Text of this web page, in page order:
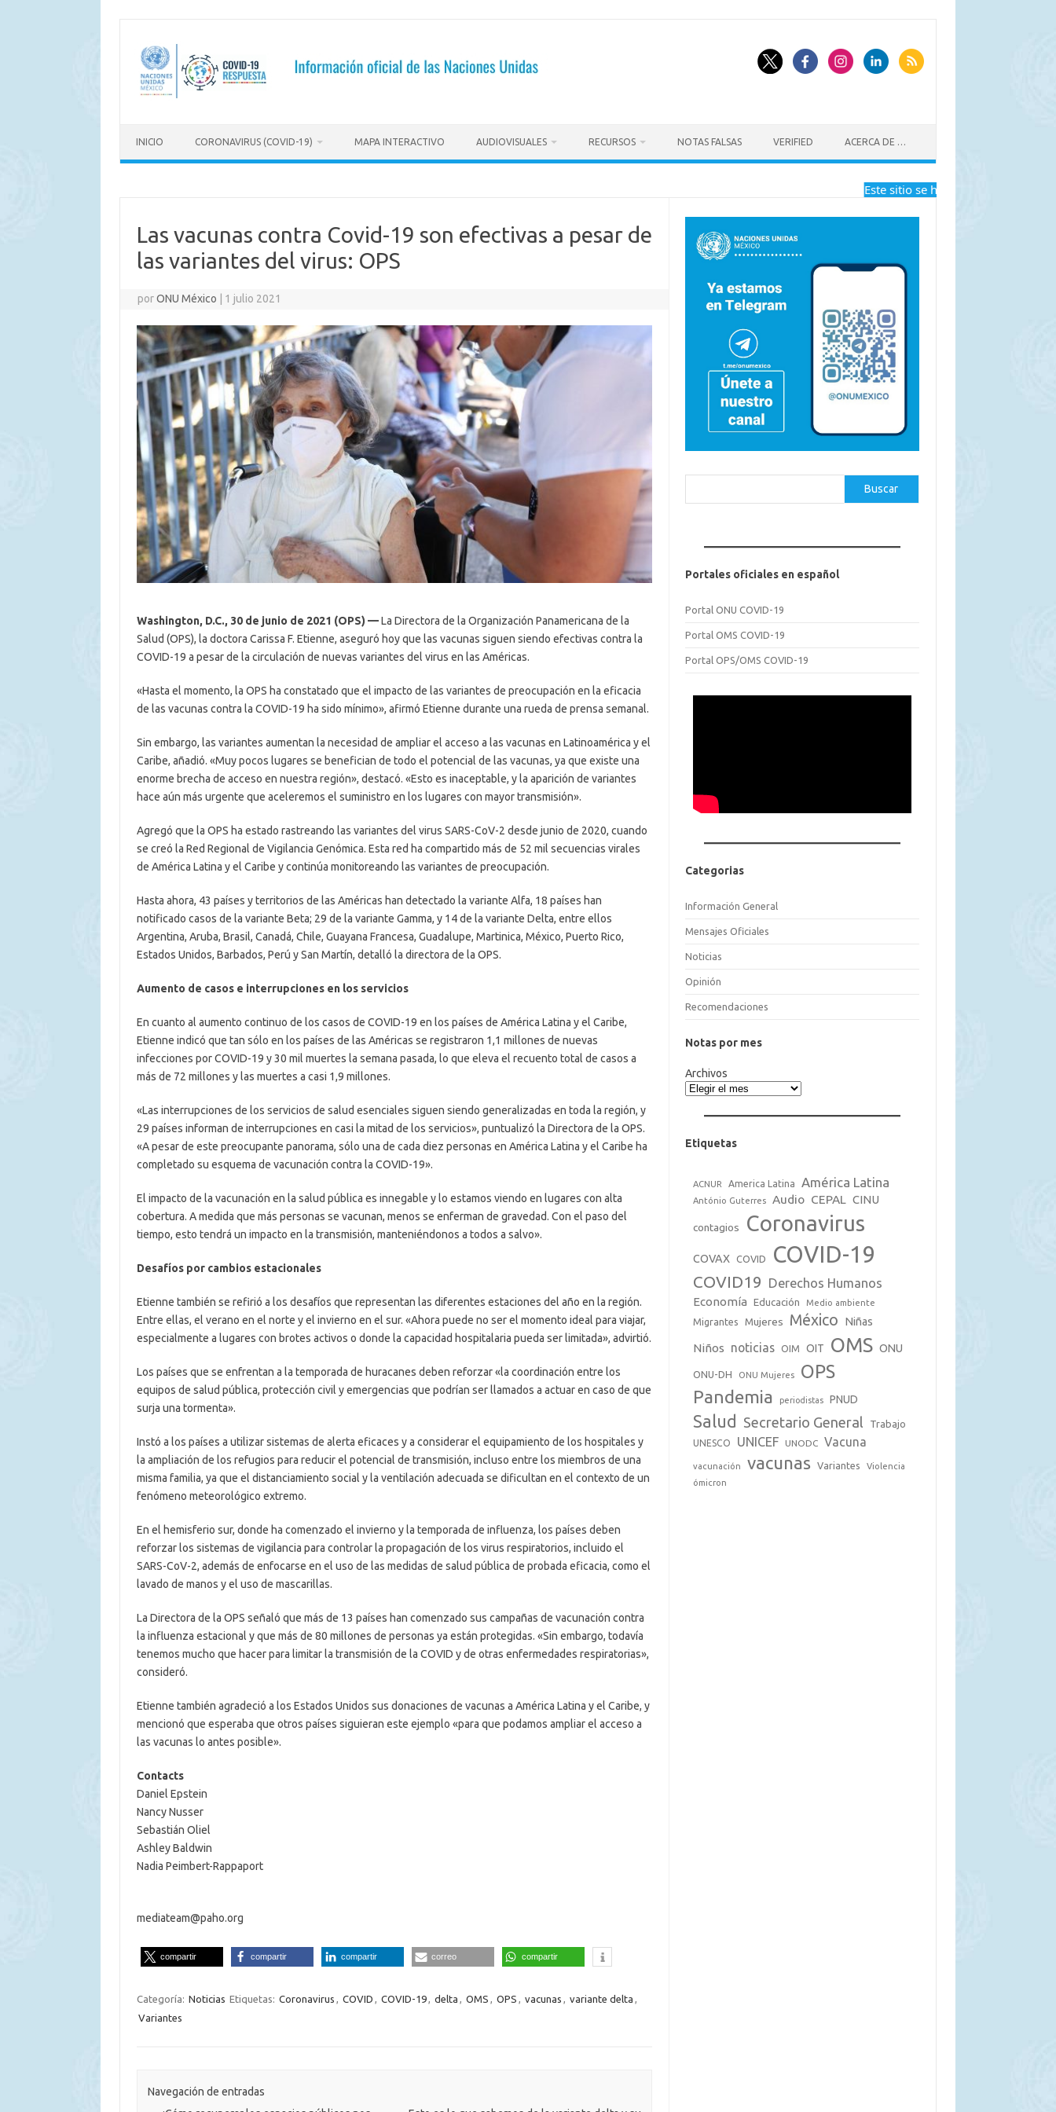
contenido
INICIO CORONAVIRUS (COVID-19) MAPA INTERACTIVO AUDIOVISUALES RECURSOS NOTAS FALSAS VERIFIED ACERCA DE …
Este sitio se ha dejado de actualizar
Las vacunas contra Covid-19 son efectivas a pesar de
las variantes del virus: OPS
porONU México 1 julio 2021
Washington, D.C., 30 de junio de 2021 (OPS) —La Directora de la Organización Panamericana de la
Salud (OPS), la doctora Carissa F. Etienne, aseguró hoy que las vacunas siguen siendo efectivas contra la
COVID-19 a pesar de la circulación de nuevas variantes del virus en las Américas.
«Hasta el momento, la OPS ha constatado que el impacto de las variantes de preocupación en la eficacia
de las vacunas contra la COVID-19 ha sido mínimo», afirmó Etienne durante una rueda de prensa semanal.
Sin embargo, las variantes aumentan la necesidad de ampliar el acceso a las vacunas en Latinoamérica y el
Caribe, añadió. «Muy pocos lugares se benefician de todo el potencial de las vacunas, ya que existe una
enorme brecha de acceso en nuestra región», destacó. «Esto es inaceptable, y la aparición de variantes
hace aún más urgente que aceleremos el suministro en los lugares con mayor transmisión».
Agregó que la OPS ha estado rastreando las variantes del virus SARS-CoV-2 desde junio de 2020, cuando
se creó la Red Regional de Vigilancia Genómica. Esta red ha compartido más de 52 mil secuencias virales
de América Latina y el Caribe y continúa monitoreando las variantes de preocupación.
Hasta ahora, 43 países y territorios de las Américas han detectado la variante Alfa, 18 países han
notificado casos de la variante Beta; 29 de la variante Gamma, y 14 de la variante Delta, entre ellos
Argentina, Aruba, Brasil, Canadá, Chile, Guayana Francesa, Guadalupe, Martinica, México, Puerto Rico,
Estados Unidos, Barbados, Perú y San Martín, detalló la directora de la OPS.
Aumento de casos e interrupciones en los servicios
En cuanto al aumento continuo de los casos de COVID-19 en los países de América Latina y el Caribe,
Etienne indicó que tan sólo en los países de las Américas se registraron 1,1 millones de nuevas
infecciones por COVID-19 y 30 mil muertes la semana pasada, lo que eleva el recuento total de casos a
más de 72 millones y las muertes a casi 1,9 millones.
«Las interrupciones de los servicios de salud esenciales siguen siendo generalizadas en toda la región, y
29 países informan de interrupciones en casi la mitad de los servicios», puntualizó la Directora de la OPS.
«A pesar de este preocupante panorama, sólo una de cada diez personas en América Latina y el Caribe ha
completado su esquema de vacunación contra la COVID-19».
El impacto de la vacunación en la salud pública es innegable y lo estamos viendo en lugares con alta
cobertura. A medida que más personas se vacunan, menos se enferman de gravedad. Con el paso del
tiempo, esto tendrá un impacto en la transmisión, manteniéndonos a todos a salvo».
Desafíos por cambios estacionales
Etienne también se refirió a los desafíos que representan las diferentes estaciones del año en la región.
Entre ellas, el verano en el norte y el invierno en el sur. «Ahora puede no ser el momento ideal para viajar,
especialmente a lugares con brotes activos o donde la capacidad hospitalaria pueda ser limitada», advirtió.
Los países que se enfrentan a la temporada de huracanes deben reforzar «la coordinación entre los
equipos de salud pública, protección civil y emergencias que podrían ser llamados a actuar en caso de que
surja una tormenta».
Instó a los países a utilizar sistemas de alerta eficaces y a considerar el equipamiento de los hospitales y
la ampliación de los refugios para reducir el potencial de transmisión, incluso entre los miembros de una
misma familia, ya que el distanciamiento social y la ventilación adecuada se dificultan en el contexto de un
fenómeno meteorológico extremo.
En el hemisferio sur, donde ha comenzado el invierno y la temporada de influenza, los países deben
reforzar los sistemas de vigilancia para controlar la propagación de los virus respiratorios, incluido el
SARS-CoV-2, además de enfocarse en el uso de las medidas de salud pública de probada eficacia, como el
lavado de manos y el uso de mascarillas.
La Directora de la OPS señaló que más de 13 países han comenzado sus campañas de vacunación contra
la influenza estacional y que más de 80 millones de personas ya están protegidas. «Sin embargo, todavía
tenemos mucho que hacer para limitar la transmisión de la COVID y de otras enfermedades respiratorias»,
consideró.
Etienne también agradeció a los Estados Unidos sus donaciones de vacunas a América Latina y el Caribe, y
mencionó que esperaba que otros países siguieran este ejemplo «para que podamos ampliar el acceso a
las vacunas lo antes posible».
Contacts
Daniel Epstein
Nancy Nusser
Sebastián Oliel
Ashley Baldwin
Nadia Peimbert-Rappaport
mediateam@paho.org
compartir compartir compartir correo compartir
Categoría: Noticias Etiquetas: Coronavirus , COVID , COVID-19, delta , OMS , OPS , vacunas , variante delta ,
Variantes
Navegación de entradas
Buscar
Portales oficiales en español
Portal ONU COVID-19
Portal OMS COVID-19
Portal OPS/OMS COVID-19
Categorias
Información General
Mensajes Oficiales
Noticias
Opinión
Recomendaciones
Notas por mes
Archivos
Etiquetas
ACNUR America Latina América Latina
António Guterres Audio CEPAL CINU
contagios Coronavirus
COVAX COVID COVID-19
COVID19 Derechos Humanos
Economía Educación Medio ambiente
Migrantes Mujeres México Niñas
Niños noticias OIM OIT OMS ONU
ONU-DH ONU Mujeres OPS
Pandemia periodistas PNUD
Salud Secretario General Trabajo
UNESCO UNICEF UNODC Vacuna
vacunación vacunas Variantes
Violencia
ómicron